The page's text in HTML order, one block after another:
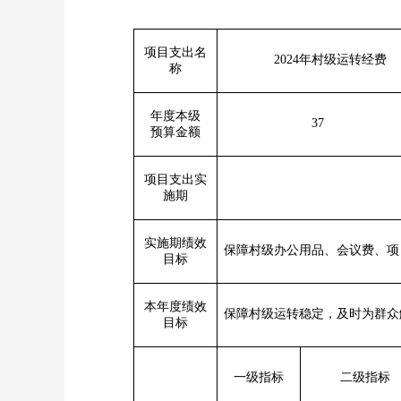
项目支出名
称
2024年村级运转经费
年度本级
预算金额
37
项目支出实
施期
实施期绩效
目标
保障村级办公用品、会议费、
本年度绩效
目标
保障村级运转稳定，及时为群
一级指标 二级指标